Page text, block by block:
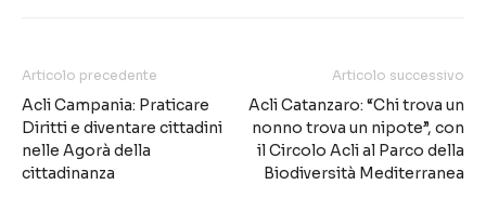
Articolo precedente
Acli Campania: Praticare
Diritti e diventare cittadini
nelle Agorà della
cittadinanza
Articolo successivo
Acli Catanzaro: “Chi trova un
nonno trova un nipote”, con
il Circolo Acli al Parco della
Biodiversità Mediterranea